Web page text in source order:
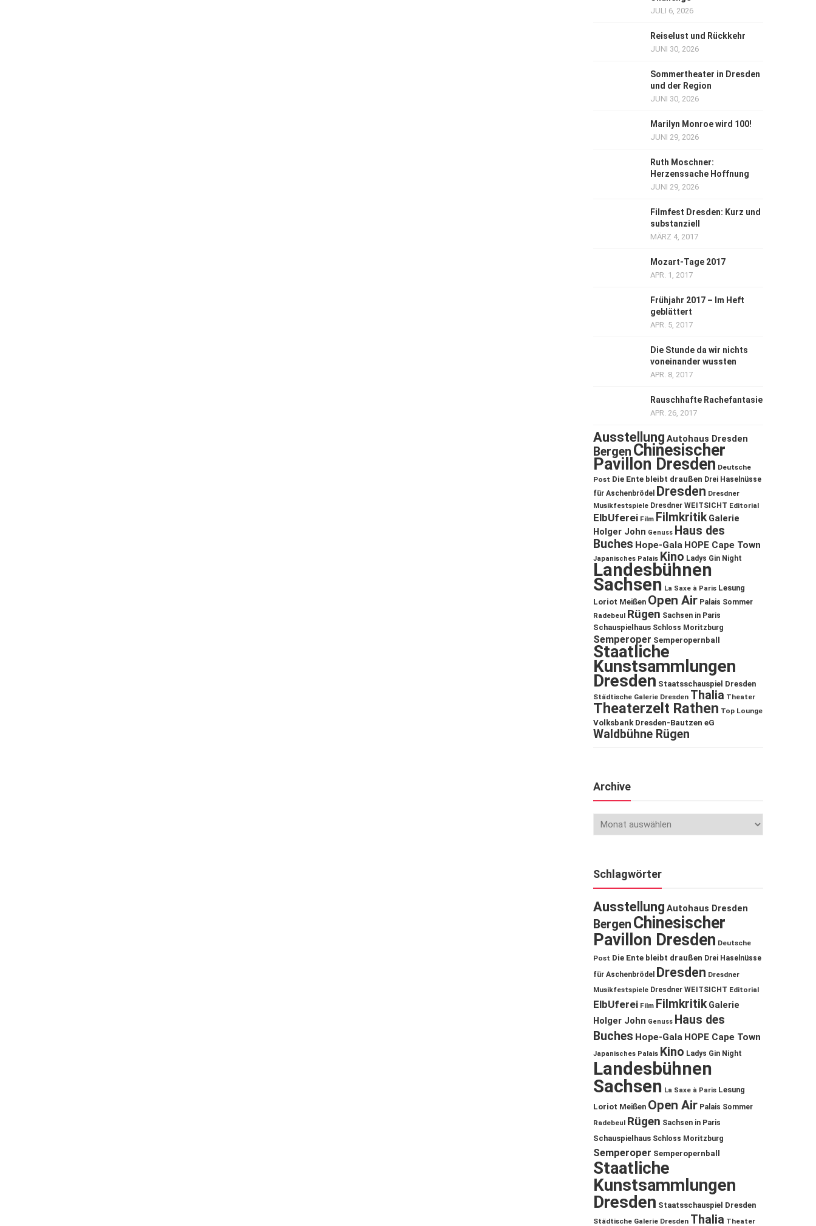
JULI 6, 2026
Reiselust und Rückkehr
JUNI 30, 2026
Sommertheater in Dresden
und der Region
JUNI 30, 2026
Marilyn Monroe wird 100!
JUNI 29, 2026
Ruth Moschner:
Herzenssache Hoffnung
JUNI 29, 2026
Filmfest Dresden: Kurz und
substanziell
MÄRZ 4, 2017
Mozart-Tage 2017
APR. 1, 2017
Frühjahr 2017 – Im Heft
geblättert
APR. 5, 2017
Die Stunde da wir nichts
voneinander wussten
APR. 8, 2017
Rauschhafte Rachefantasie
APR. 26, 2017
Ausstellung Autohaus Dresden
Bergen Chinesischer
Pavillon Dresden Deutsche
Post Die Ente bleibt draußen Drei Haselnüsse
für Aschenbrödel
Dresden Dresdner
Musikfestspiele Dresdner WEITSICHT Editorial
ElbUferei Film Filmkritik Galerie
Holger John Genuss Haus des
Buches Hope-Gala HOPE Cape Town
Japanisches Palais Kino Ladys Gin Night
Landesbühnen
Sachsen La Saxe à Paris Lesung
Loriot Meißen Open Air Palais Sommer
Radebeul Rügen Sachsen in Paris
Schauspielhaus Schloss Moritzburg
Semperoper Semperopernball
Staatliche
Kunstsammlungen
Dresden Staatsschauspiel Dresden
Städtische Galerie Dresden Thalia Theater
Theaterzelt Rathen Top Lounge
Volksbank Dresden-Bautzen eG
Waldbühne Rügen
Archive
Schlagwörter
Ausstellung Autohaus Dresden
Bergen Chinesischer
Pavillon Dresden Deutsche
Post Die Ente bleibt draußen Drei Haselnüsse
für Aschenbrödel
Dresden Dresdner
Musikfestspiele Dresdner WEITSICHT Editorial
ElbUferei Film Filmkritik Galerie
Holger John Genuss Haus des
Buches Hope-Gala HOPE Cape Town
Japanisches Palais Kino Ladys Gin Night
Landesbühnen
Sachsen La Saxe à Paris Lesung
Loriot Meißen Open Air Palais Sommer
Radebeul Rügen Sachsen in Paris
Schauspielhaus Schloss Moritzburg
Semperoper Semperopernball
Staatliche
Kunstsammlungen
Dresden Staatsschauspiel Dresden
Städtische Galerie Dresden Thalia Theater